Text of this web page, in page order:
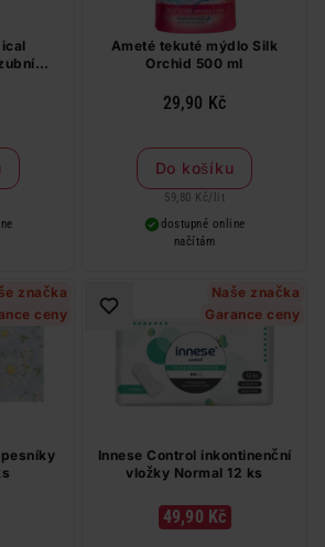
Ameté tekuté mýdlo Silk
Orchid 500 ml
29,90 Kč
Do košíku
59,80 Kč/ lit
dostupné online
načítám
značka
ceny
Naše značka
Garance ceny
Innese Control inkontinenční
vložky Normal 12 ks
49,90 Kč